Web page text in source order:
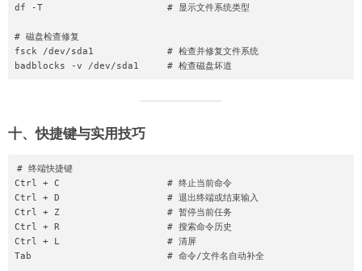
df -T                      # 显示文件系统类型
# 磁盘检查修复
fsck /dev/sda1             # 检查并修复文件系统
十、快捷键与实用技巧
# 终端快捷键
Ctrl + C                   # 终止当前命令
Ctrl + D                   # 退出终端或结束输入
Ctrl + Z                   # 暂停当前任务
Ctrl + R                   # 搜索命令历史
Ctrl + L                   # 清屏
Tab                        # 命令/文件名自动补全